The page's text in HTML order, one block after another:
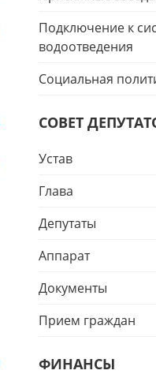
Подключение к
водоотведения
Социальная
СОВЕТ
Устав
Глава
Депутаты
Аппарат
Документы
Прием граждан
ФИНАНСЫ